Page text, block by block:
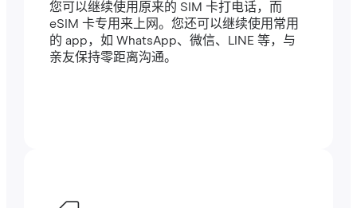
您可以继续使用原来的 SIM 卡打电话，而
eSIM 卡专用来上网。您还可以继续使用常用
的 app，如 WhatsApp、微信、LINE 等，与
亲友保持零距离沟通。